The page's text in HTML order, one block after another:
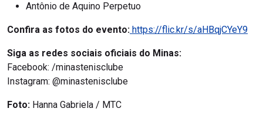
Antônio de Aquino Perpetuo
Confira as fotos do evento: https://flic.kr/s/aHBqjCYeY9
Siga as redes sociais oficiais do Minas:
Facebook: /minastenisclube
Instagram: @minastenisclube
Foto: Hanna Gabriela / MTC